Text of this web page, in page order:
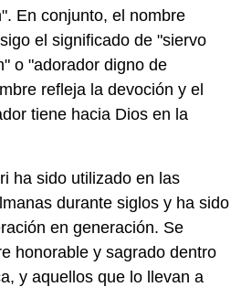
En conjunto, el nombre
el significado de "siervo
o "adorador digno de
refleja la devoción y el
tiene hacia Dios en la
ha sido utilizado en las
durante siglos y ha sido
en generación. Se
honorable y sagrado dentro
y aquellos que lo llevan a